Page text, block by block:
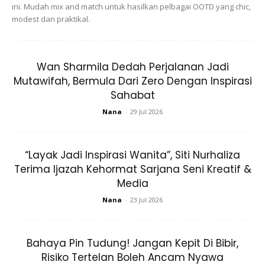
ini. Mudah mix and match untuk hasilkan pelbagai OOTD yang chic,
modest dan praktikal.
Wan Sharmila Dedah Perjalanan Jadi
Mutawifah, Bermula Dari Zero Dengan Inspirasi
Sahabat
Nana - 29 Jul 2026
“Layak Jadi Inspirasi Wanita”, Siti Nurhaliza
Terima Ijazah Kehormat Sarjana Seni Kreatif &
Media
Nana - 23 Jul 2026
Bahaya Pin Tudung! Jangan Kepit Di Bibir,
Risiko Tertelan Boleh Ancam Nyawa